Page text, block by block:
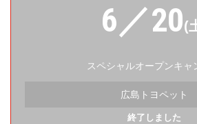
6／20(
スペシャルオープンキャ
広島トヨペット
終了しました